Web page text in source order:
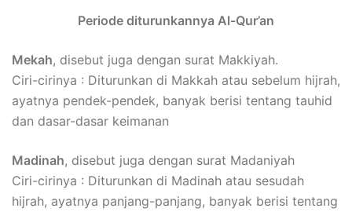
Periode diturunkannya Al-Qur’an
Mekah, disebut juga dengan surat Makkiyah.
Ciri-cirinya : Diturunkan di Makkah atau sebelum hijrah,
ayatnya pendek-pendek, banyak berisi tentang tauhid
dan dasar-dasar keimanan
Madinah, disebut juga dengan surat Madaniyah
Ciri-cirinya : Diturunkan di Madinah atau sesudah
hijrah, ayatnya panjang-panjang, banyak berisi tentang